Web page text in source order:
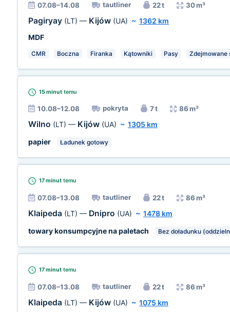
07.08–14.08 tautliner 22 t 30 m³
Pagiryay (LT) — Kijów (UA) ~ 1362 km
MDF
CMR Boczna Firanka Kątowniki Pasy Zdejmowane
15 minut temu
10.08–12.08 pokryta 7 t 86 m³
Wilno (LT) — Kijów (UA) ~ 1305 km
papier
Ładunek gotowy
17 minut temu
07.08–13.08 tautliner 22 t 86 m³
Klaipeda (LT) — Dnipro (UA) ~ 1478 km
towary konsumpcyjne na paletach
Bez doładunku
17 minut temu
07.08–13.08 tautliner 22 t 86 m³
Klaipeda (LT) — Kijów (UA) ~ 1075 km